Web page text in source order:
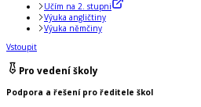
Učím na 2. stupni
Výuka angličtiny
Výuka němčiny
Vstoupit
Pro vedení školy
Podpora a řešení pro ředitele škol